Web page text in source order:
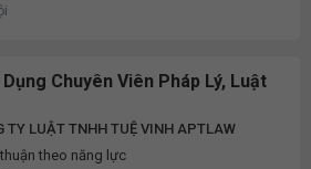
Chuyên Viên Pháp Lý, Luật
TY LUẬT TNHH TUỆ VINH APTLAW
theo năng lực